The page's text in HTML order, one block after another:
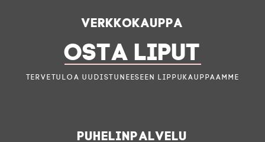
Verkkokauppa
OSTA LIPUT
Tervetuloa uudistuneeseen lippukauppaamme
Puhelinpalvelu